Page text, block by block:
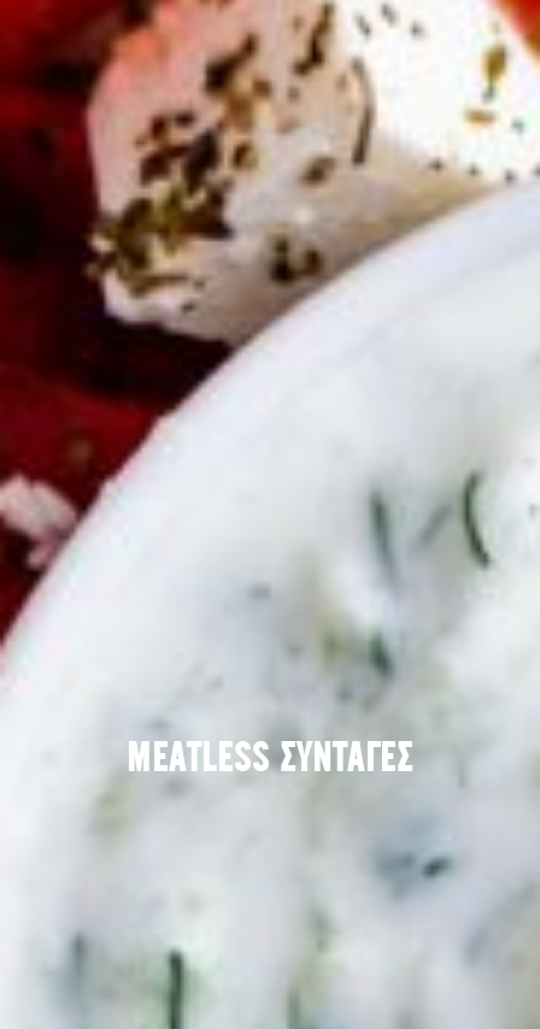
MEATLESS ΣΥΝΤΑΓΕΣ